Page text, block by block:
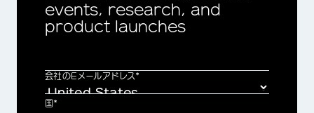
events, research, and
product launches
会社のEメールアドレス*
国*